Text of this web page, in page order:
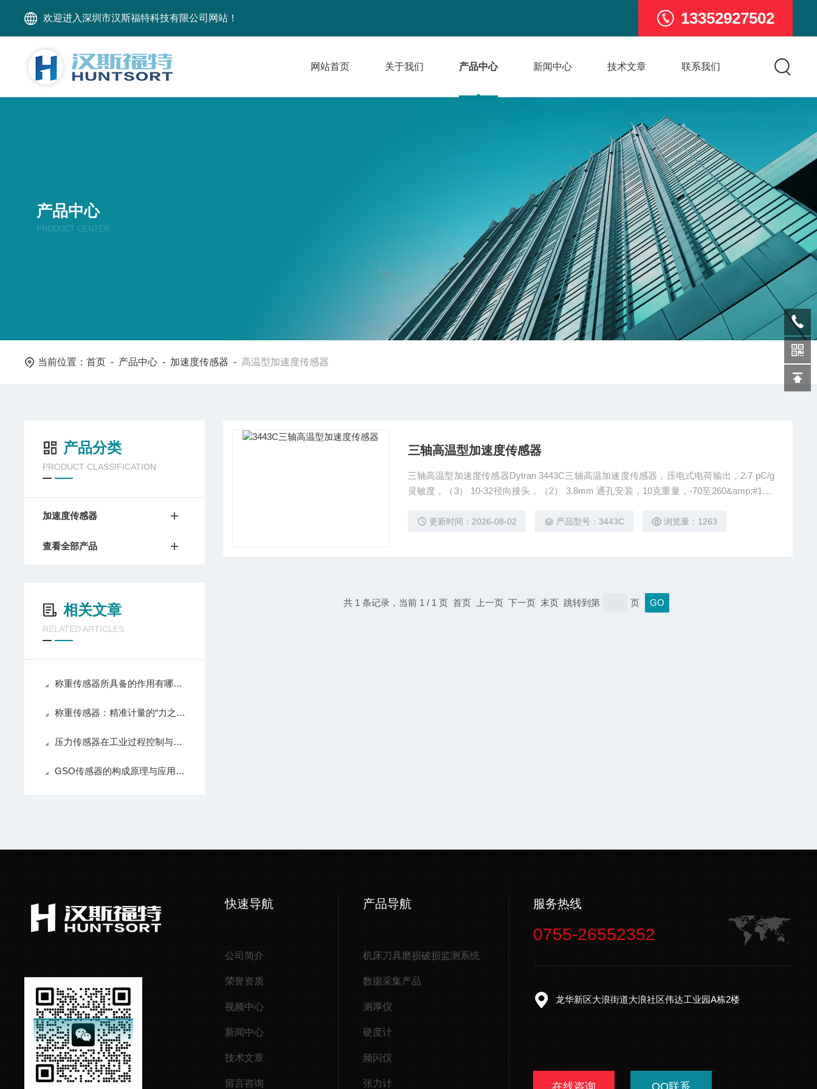
欢迎进入深圳市汉斯福特科技有限公司网站！ 13352927502
网站首页 关于我们 产品中心 新闻中心 技术文章 联系我们
产品中心
PRODUCT CENTER
当前位置：首页 - 产品中心 - 加速度传感器 -高温型加速度传感器
产品分类
PRODUCT CLASSIFICATION
加速度传感器
查看全部产品
相关文章
RELATED ARTICLES
称重传感器所具备的作用有哪些呢
称重传感器：精准计量的“力之眼”
压力传感器在工业过程控制与测量中的技术原理
GSO传感器的构成原理与应用领域
三轴高温型加速度传感器
三轴高温型加速度传感器Dytran 3443C三轴高温加速度传感器，压电式电荷输出，2.7 pC/g
灵敏度，（3） 10-32径向接头，（2） 3.8mm 通孔安装，10克重量，-70至260&amp;#176;
更新时间：2026-08-02 产品型号：3443C 浏览量：1263
共 1 条记录，当前 1 / 1 页 首页 上一页 下一页 末页 跳转到第 页
快速导航
公司简介
荣誉资质
视频中心
新闻中心
技术文章
留言咨询
产品导航
机床刀具磨损破损监测系统
数据采集产品
测厚仪
硬度计
频闪仪
张力计
服务热线
0755-26552352
龙华新区大浪街道大浪社区伟达工业园A栋2楼
在线咨询 QQ联系